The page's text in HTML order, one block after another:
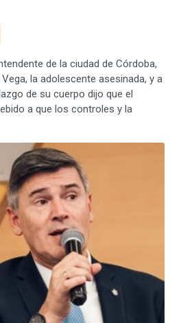
de la ciudad de Córdoba,
la adolescente asesinada, y a
de su cuerpo dijo que el
a que los controles y la